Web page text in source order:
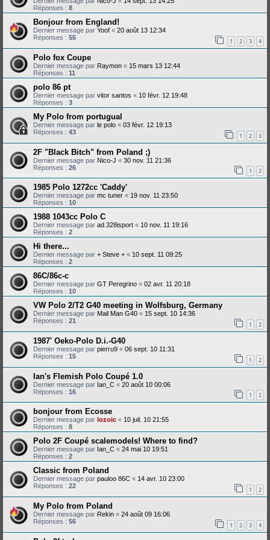
Réponses : 8
Bonjour from England!
Dernier message par Yoof « 20 août 13 12:34
Réponses : 55 1 2 3 4
Polo fox Coupe
Dernier message par Raymon « 15 mars 13 12:44
Réponses : 11
polo 86 pt
Dernier message par vitor santos « 10 févr. 12 19:48
Réponses : 3
My Polo from portugual
Dernier message par le polo « 03 févr. 12 19:13
Réponses : 43 1 2 3
2F "Black Bitch" from Poland ;)
Dernier message par Nico-J « 30 nov. 11 21:36
Réponses : 26 1 2
1985 Polo 1272cc 'Caddy'
Dernier message par mc tuner « 19 nov. 11 23:50
Réponses : 10
1988 1043cc Polo C
Dernier message par ad.328isport « 10 nov. 11 19:16
Réponses : 2
Hi there...
Dernier message par + Steve + « 10 sept. 11 09:25
Réponses : 2
86C/86c-c
Dernier message par GT Peregrino « 02 avr. 11 20:18
Réponses : 10
VW Polo 2/T2 G40 meeting in Wolfsburg, Germany
Dernier message par Mail Man G40 « 15 sept. 10 14:36
Réponses : 21 1 2
1987' Oeko-Polo D.i.-G40
Dernier message par pierru9 « 06 sept. 10 11:31
Réponses : 15 1 2
Ian's Flemish Polo Coupé 1.0
Dernier message par Ian_C « 20 août 10 00:06
Réponses : 16 1 2
bonjour from Ecosse
Dernier message par lozoic « 10 juil. 10 21:55
Réponses : 8
Polo 2F Coupé scalemodels! Where to find?
Dernier message par Ian_C « 24 mai 10 19:51
Réponses : 2
Classic from Poland
Dernier message par pauloo 86C « 14 avr. 10 23:00
Réponses : 22 1 2
My Polo from Poland
Dernier message par Rekin « 24 août 09 16:06
Réponses : 56 1 2 3 4